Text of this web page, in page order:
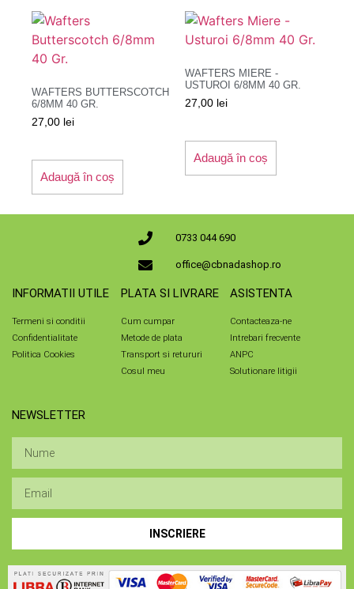
WAFTERS BUTTERSCOTCH
6/8MM 40 GR.
27,00 lei
Adaugă în coș
WAFTERS MIERE -
USTUROI 6/8MM 40 GR.
27,00 lei
Adaugă în coș
0733 044 690
office@cbnadashop.ro
INFORMATII UTILE
Termeni si conditii
Confidentialitate
Politica Cookies
PLATA SI LIVRARE
Cum cumpar
Metode de plata
Transport si retururi
Cosul meu
ASISTENTA
Contacteaza-ne
Intrebari frecvente
ANPC
Solutionare litigii
NEWSLETTER
INSCRIERE